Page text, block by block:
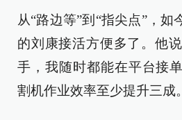
从“路边等”到“指尖点”，
的刘康接活方便多了。他
手，我随时都能在平台接
割机作业效率至少提升三成